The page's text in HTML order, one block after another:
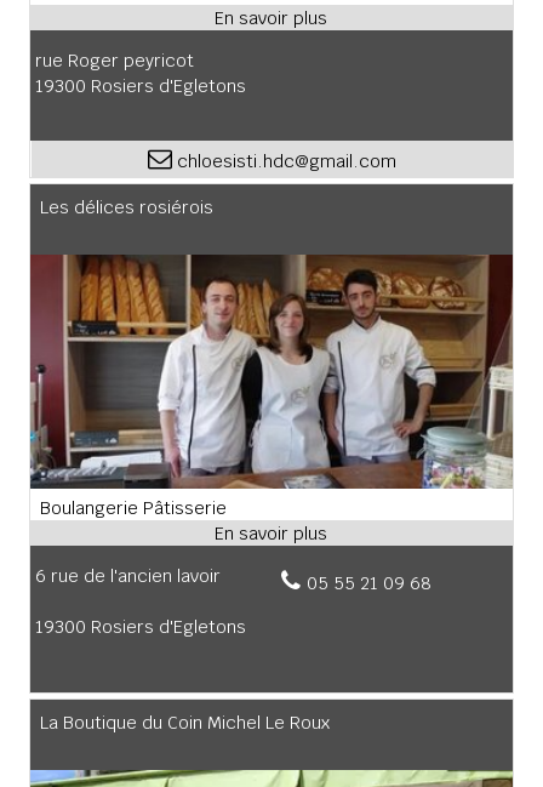
rue Roger peyricot
19300 Rosiers d'Egletons
chloesisti.hdc@gmail.com
Les délices rosiérois
Boulangerie Pâtisserie
6 rue de l'ancien lavoir
19300 Rosiers d'Egletons
05 55 21 09 68
La Boutique du Coin Michel Le Roux